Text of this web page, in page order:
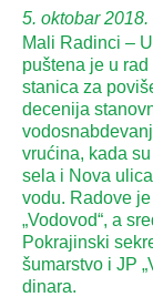
5. oktobar
Mali Radinci –
puštena je u
stanica za
decenija
vrućina, kada
sela i Nova
vodu. Radove
„Vodovod“, a
Pokrajinski
šumarstvo i JP
dinara.